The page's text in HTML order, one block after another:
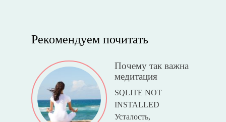
Рекомендуем почитать
Почему так важна
медитация
SQLITE NOT
INSTALLED
Усталость,